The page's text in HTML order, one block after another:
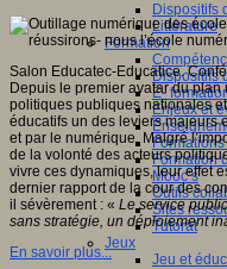
Dispositifs
Littérature
Formation
Dispositifs
E-
Enjeux et
Formation
Mooc’s
Outils
Sites
Tutorat
Jeux
Jeu et
Salon Educatec-Educatice.
Depuis le premier avatar du
politiques publiques nationales
éducatifs un des leviers majeurs
et par le numérique. Malgré
de la volonté des acteurs
vivre ces dynamiques, leur effet
dernier rapport de la cour des
il sévèrement : « Le service
sans stratégie, un déploiement
En savoir plus...